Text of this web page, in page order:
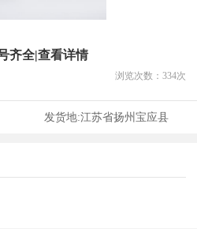
齐全|查看详情
浏览次数： 334次
发货地:江苏省扬州宝应县